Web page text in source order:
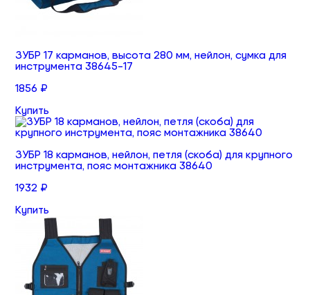
ЗУБР 17 карманов, высота 280 мм, нейлон, сумка для
инструмента 38645-17
1856 ₽
Купить
ЗУБР 18 карманов, нейлон, петля (скоба) для крупного
инструмента, пояс монтажника 38640
1932 ₽
Купить